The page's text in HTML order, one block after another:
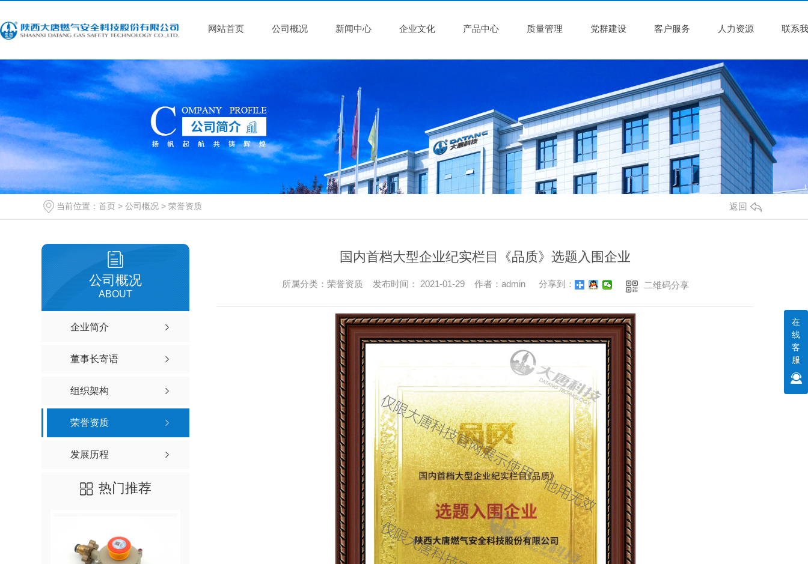
网站首页 公司概况 新闻中心 企业文化 产品中心 质量管理 党群建设 客户服务 人力资源 联系
当前位置： 首页 > 公司概况 > 荣誉资质 返回
公司概况
ABOUT
企业简介
董事长寄语
组织架构
荣誉资质
发展历程
热门推荐
国内首档大型企业纪实栏目《品质》选题入围企业
所属分类：荣誉资质 发布时间： 2021-01-29 作者：admin 分享到： 二维码分享
在
线
客
服